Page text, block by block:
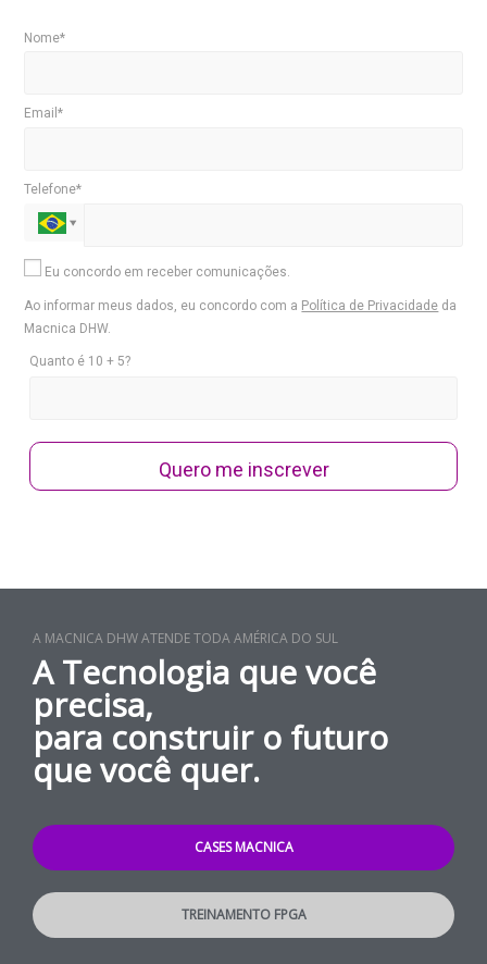
Nome*
Email*
Telefone*
Eu concordo em receber comunicações.
Ao informar meus dados, eu concordo com a Política de Privacidade da
Macnica DHW.
Quanto é 10 + 5?
Quero me inscrever
A MACNICA DHW ATENDE TODA AMÉRICA DO SUL
A Tecnologia que você
precisa,
para construir o futuro
que você quer.
CASES MACNICA
TREINAMENTO FPGA